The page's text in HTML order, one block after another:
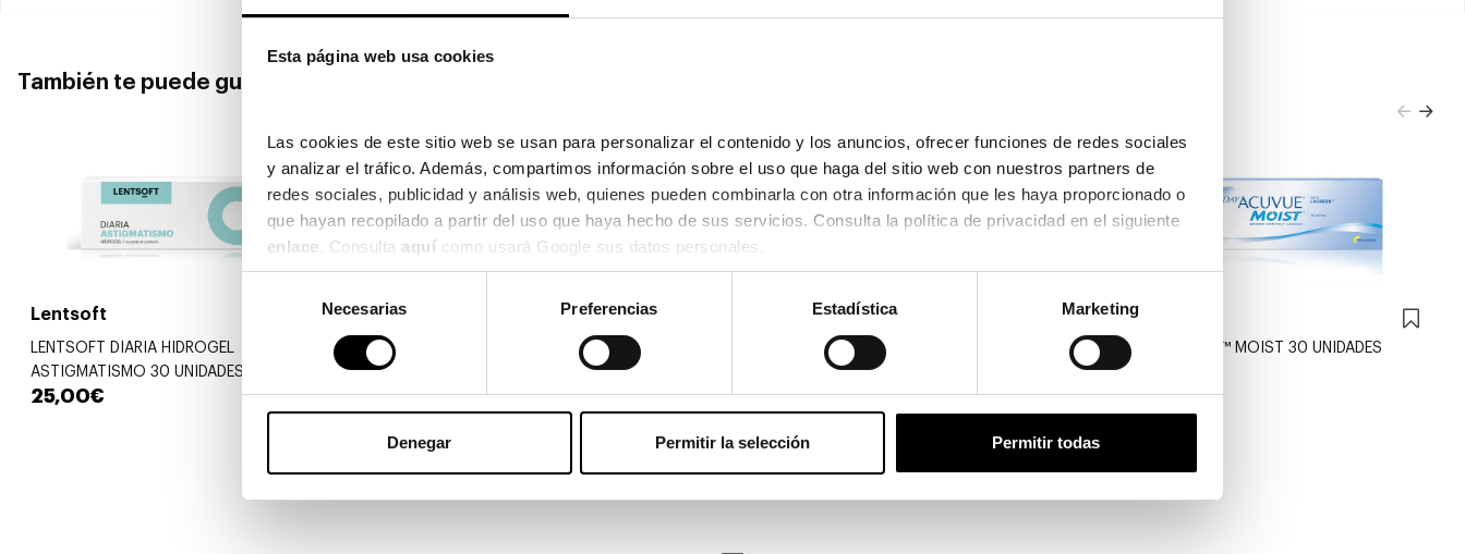
Esta página web usa cookies
Las cookies de este sitio web se usan para personalizar el contenido y los anuncios, ofrecer funciones de redes sociales
y analizar el tráfico. Además, compartimos información sobre el uso que haga del sitio web con nuestros partners de
redes sociales, publicidad y análisis web, quienes pueden combinarla con otra información que les haya proporcionado o
enlace . Consulta aquí como usará Google sus datos personales.
consentimiento
Necesarias Preferencias Estadística Marketing
Denegar Permitir la selección Permitir todas
También te puede gustar
Lentsoft
LENTSOFT DIARIA HIDROGEL
ASTIGMATISMO 30 UNIDADES
25,00€
Acuvue
1-DAY ACUVUE™ MOIST ASTIGMATISMO 30
33,00€
Lentsoft
LENTSOFT DIARIA CONFORT+ HIDROGEL
SILICONA 30 UNIDADES
21,00€
Acuvue
1-DAY ACUVUE™ MOIST 30 UNIDADES
26,00€